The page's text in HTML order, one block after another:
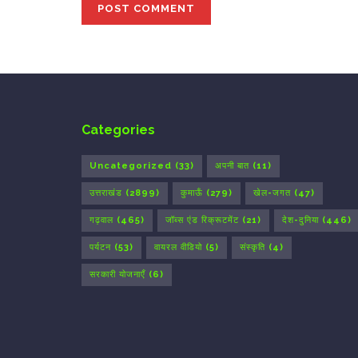
Categories
Uncategorized (33) अपनी बात (11)
उत्तराखंड (2899) कुमाऊँ (279) खेल-जगत (47)
गढ़वाल (465) जॉब्स एंड रिक्रूटमेंट (21) देश-दुनिया (446)
पर्यटन (53) वायरल वीडियो (5) संस्कृति (4)
सरकारी योजनाएँ (6)